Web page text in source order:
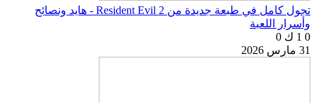
تجول كامل في طبعة جديدة من Resident Evil 2 - هايد ونصائح
وأسرار اللعبة
0 1 ك
0
31 مارس 2026